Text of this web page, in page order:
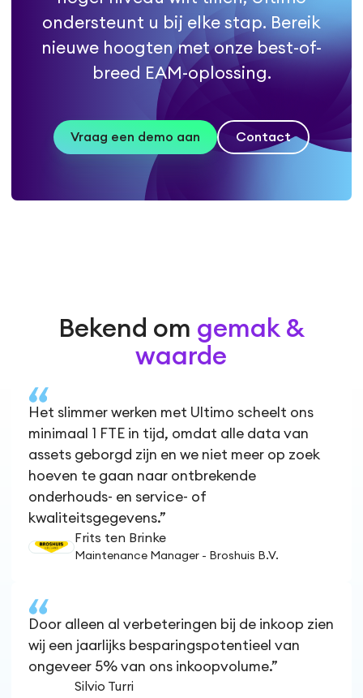
ondersteunt u bij elke stap. Bereik
nieuwe hoogten met onze best-of-
breed EAM-oplossing.
Vraag een demo aan Contact
Bekend om gemak &
waarde
Het slimmer werken met Ultimo scheelt ons
minimaal 1 FTE in tijd, omdat alle data van
assets geborgd zijn en we niet meer op zoek
hoeven te gaan naar ontbrekende
onderhouds- en service- of
kwaliteitsgegevens.”
Frits ten Brinke
Maintenance Manager - Broshuis B.V.
Door alleen al verbeteringen bij de inkoop zien
wij een jaarlijks besparingspotentieel van
ongeveer 5% van ons inkoopvolume.”
Silvio Turri